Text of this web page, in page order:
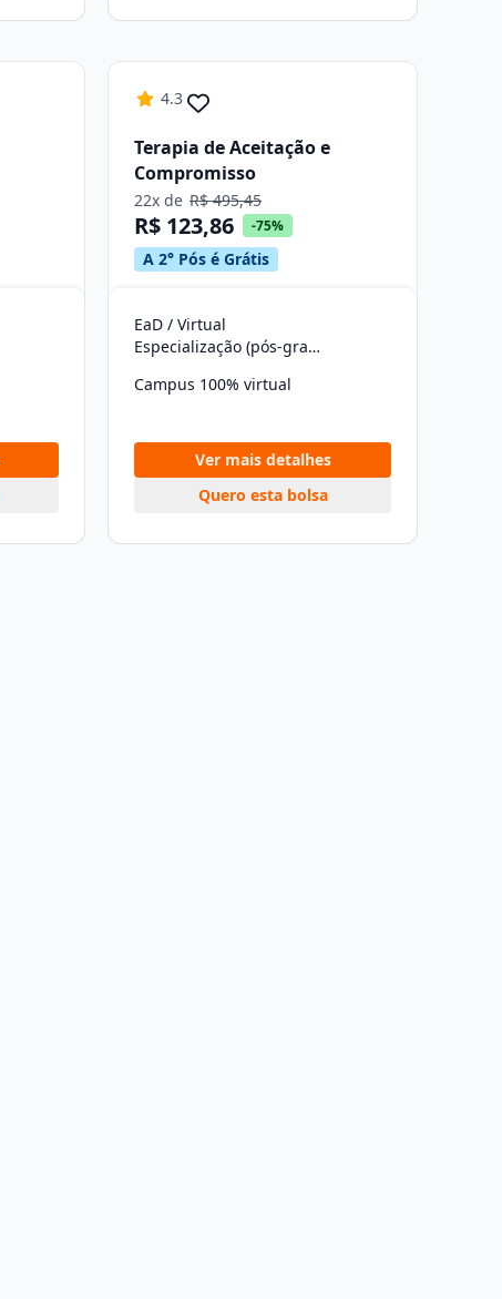
4.3
Terapia de Aceitação e
Compromisso
22x de R$ 495,45
R$ 123,86 -75%
A 2° Pós é Grátis
EaD / Virtual
Especialização (pós-graduação)
Campus 100% virtual
Ver mais detalhes
Quero esta bolsa